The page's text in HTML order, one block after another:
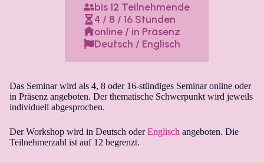
bis 12 Teilnehmende
4 / 8 / 16 Stunden
online / in Präsenz
Deutsch / Englisch
Das Seminar wird als 4, 8 oder 16-stündiges Seminar online oder
in Präsenz angeboten. Der thematische Schwerpunkt wird jeweils
individuell abgesprochen.
Der Workshop wird in Deutsch oderEnglisch angeboten. Die
Teilnehmerzahl ist auf 12 begrenzt.